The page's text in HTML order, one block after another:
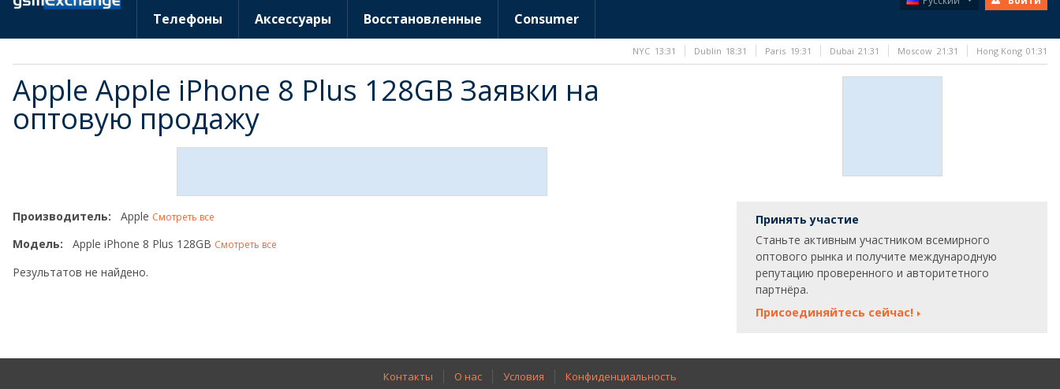
Телефоны Аксессуары Восстановленные Consumer
Apple Apple iPhone 8 Plus 128GB Заявки на
оптовую продажу
Производитель: Apple Смотреть все
Модель: Apple iPhone 8 Plus 128GB Смотреть все
Результатов не найдено.
Принять участие
Станьте активным участником всемирного
оптового рынка и получите международную
репутацию проверенного и авторитетного
партнёра.
Присоединяйтесь сейчас!
Контакты О нас Условия Конфиденциальность
NYC 13:31 Dublin 18:31 Paris 19:31 Dubai 21:31 Moscow 21:31 Hong Kong 01:31